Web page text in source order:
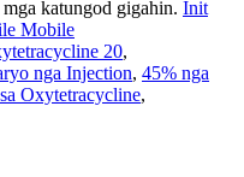
katungod gigahin. Init
Mobile
20,
nga Injection, 45% nga
Oxytetracycline,